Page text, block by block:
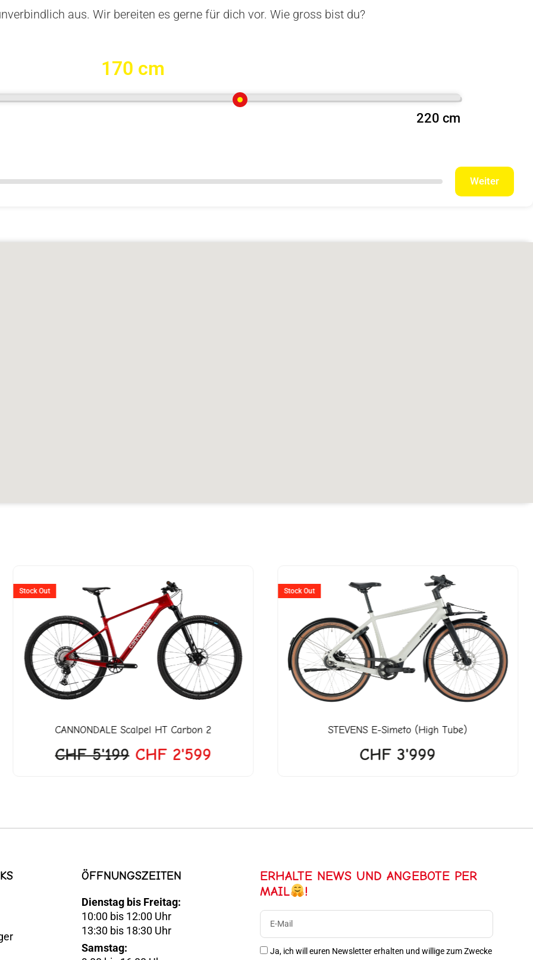
aus. Wir bereiten es gerne für dich vor. Wie gross bist du?
170 cm
220 cm
Weiter
Stock Out
CANNONDALEScalpel HT Carbon 2
CHF5'199
Preis
war:
CHF 5'199
CHF2'599
ist:
CHF 2'599.
Stock Out
STEVENSE-Simeto (High Tube)
CHF3'999
ÖFFNUNGSZEITEN
Dienstag bis Freitag:
10:00 bis 12:00 Uhr
13:30 bis 18:30 Uhr
Samstag:
ERHALTE NEWS UND ANGEBOTE PER
MAIL
!
Ja, ich will euren Newsletter erhalten und willige zum Zwecke